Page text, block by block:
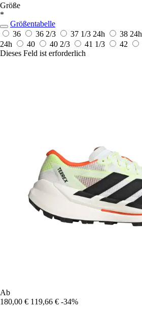
Größe
*
Größentabelle
36
36 2/3 37 1/3 24h 38 24h
24h
40 40 2/3 41 1/3 42
Dieses Feld ist erforderlich
Ab
180,00 € 119,66 € -34%